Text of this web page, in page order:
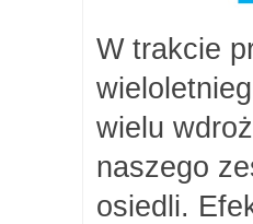
W trakcie
wielu
naszego
osiedli.